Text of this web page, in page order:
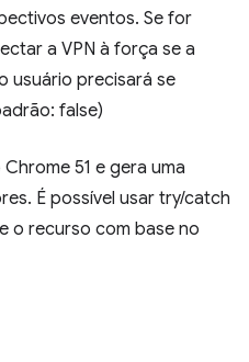
eventos. Se for
a VPN à força se a
usuário precisará se
false)
51 e gera uma
É possível usar try/catch
o recurso com base no